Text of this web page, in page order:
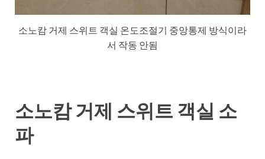
소노캄 거제 스위트 객실 온도조절기 중앙통제 방식이라
서 작동 안됨
소노캄 거제 스위트 객실 소
파